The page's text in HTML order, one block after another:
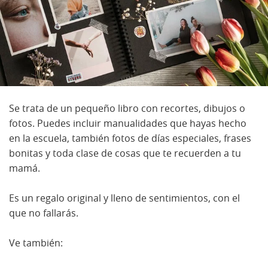
Se trata de un pequeño libro con recortes, dibujos o
fotos. Puedes incluir manualidades que hayas hecho
en la escuela, también fotos de días especiales, frases
bonitas y toda clase de cosas que te recuerden a tu
mamá.
Es un regalo original y lleno de sentimientos, con el
que no fallarás.
Ve también: